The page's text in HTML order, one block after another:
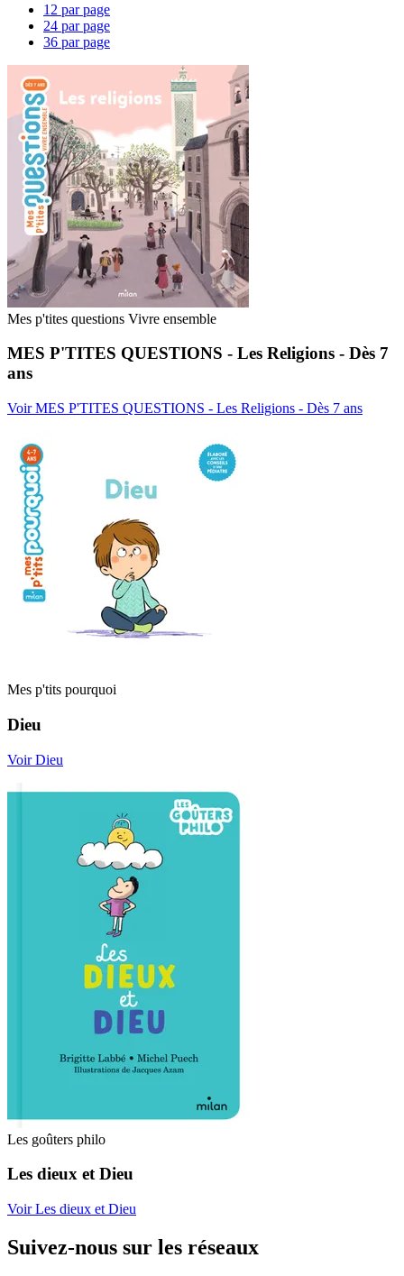
12 par page
24 par page
36 par page
Mes p'tites questions Vivre ensemble
MES P'TITES QUESTIONS - Les Religions - Dès 7
ans
Voir MES P'TITES QUESTIONS - Les Religions - Dès 7 ans
Mes p'tits pourquoi
Dieu
Voir Dieu
Les goûters philo
Les dieux et Dieu
Voir Les dieux et Dieu
Suivez-nous sur les réseaux